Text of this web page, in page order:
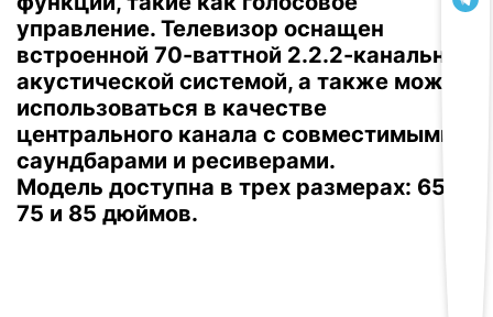
управление. Телевизор оснащен
встроенной 70-ваттной 2.2.2-канальной
акустической системой, а также может
использоваться в качестве
центрального канала с совместимыми
саундбарами и ресиверами.
Mодель доступна в трех размерах: 65,
75 и 85 дюймов.